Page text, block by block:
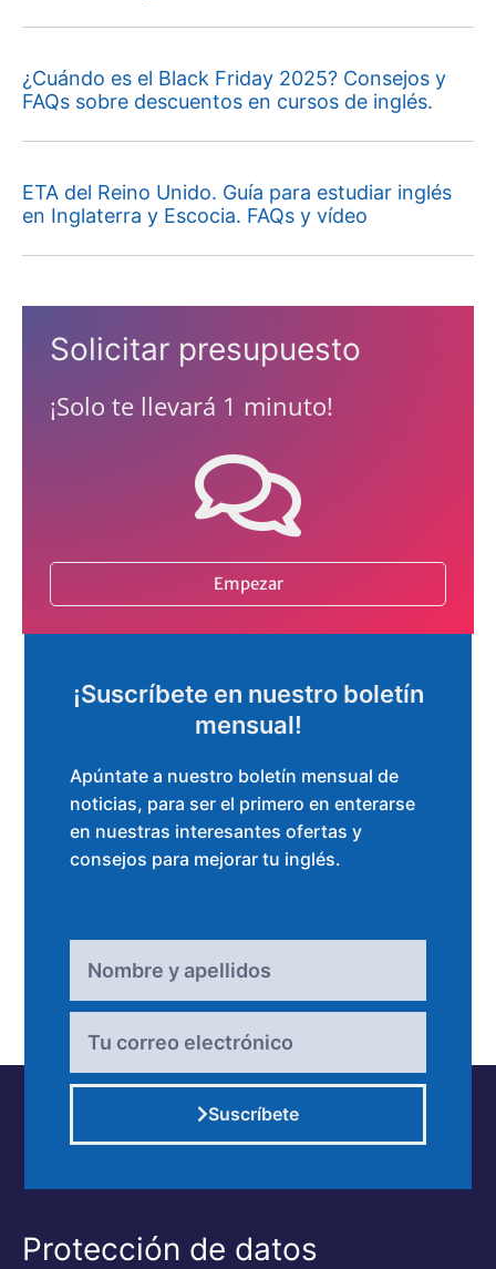
¿Cuándo es el Black Friday 2025? Consejos y
FAQs sobre descuentos en cursos de inglés.
ETA del Reino Unido. Guía para estudiar inglés
en Inglaterra y Escocia. FAQs y vídeo
Solicitar presupuesto
¡Solo te llevará 1 minuto!
Empezar
¡Suscríbete en nuestro boletín
mensual!
Apúntate a nuestro boletín mensual de
noticias, para ser el primero en enterarse
en nuestras interesantes ofertas y
consejos para mejorar tu inglés.
Suscríbete
Protección de datos